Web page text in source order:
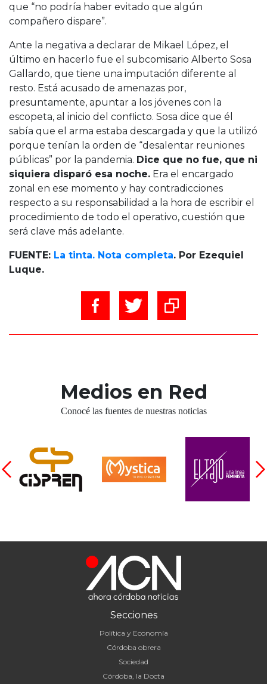
que “no podría haber evitado que algún
compañero dispare”.
Ante la negativa a declarar de Mikael López, el
último en hacerlo fue el subcomisario Alberto Sosa
Gallardo, que tiene una imputación diferente al
resto. Está acusado de amenazas por,
presuntamente, apuntar a los jóvenes con la
escopeta, al inicio del conflicto. Sosa dice que él
sabía que el arma estaba descargada y que la utilizó
porque tenían la orden de “desalentar reuniones
públicas” por la pandemia. Dice que no fue, que ni
siquiera disparó esa noche. Era el encargado
zonal en ese momento y hay contradicciones
respecto a su responsabilidad a la hora de escribir el
procedimiento de todo el operativo, cuestión que
será clave más adelante.
FUENTE: La tinta. Nota completa. Por Ezequiel
Luque.
Medios en Red
Conocé las fuentes de nuestras noticias
Secciones
Política y Economía
Córdoba obrera
Sociedad
Córdoba, la Docta